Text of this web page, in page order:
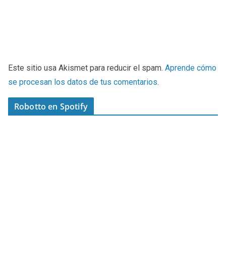
Este sitio usa Akismet para reducir el spam. Aprende cómo
se procesan los datos de tus comentarios.
Robotto en Spotify